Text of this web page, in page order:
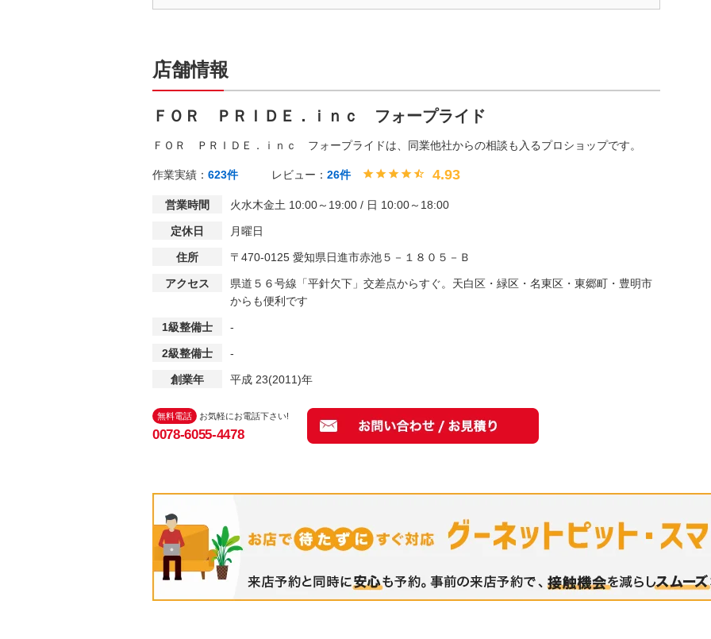
店舗情報
ＦＯＲ ＰＲＩＤＥ．ｉｎｃ フォープライド
ＦＯＲ ＰＲＩＤＥ．ｉｎｃ フォープライドは、同業他社からの相談も入るプロショップです。
作業実績： 623件 レビュー： 26件 4.93
営業時間 火水木金土 10:00～19:00 / 日 10:00～18:00
定休日 月曜日
住所 〒470-0125 愛知県日進市赤池５－１８０５－Ｂ
アクセス
県道５６号線「平針欠下」交差点からすぐ。天白区・緑区・名東区・東郷町・豊明市
からも便利です
1級整備士 -
2級整備士 -
創業年 平成 23(2011)年
無料電話 お気軽にお電話下さい!
0078-6055-4478